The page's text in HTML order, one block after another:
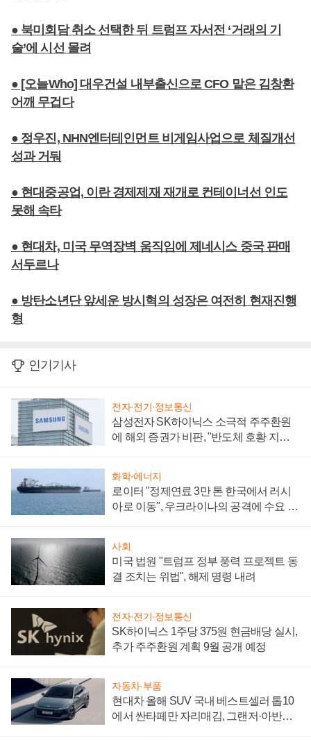
● 북미회담 취소 선택한 뒤 트럼프 자서전 ‘거래의 기
술’에 시선 몰려
● [오늘Who] 대우건설 내부출신으로 CFO 맡은 김창환
어깨 무겁다
● 정우진, NHN엔터테인먼트 비게임사업으로 체질개선
성과 거둬
● 현대중공업, 이란 경제제재 재개로 컨테이너선 인도
못해 속타
● 현대차, 미국 무역장벽 움직임에 제네시스 중국 판매
서두르나
● 방탄소년단 앞세운 방시혁의 성장은 여전히 현재진행
형
인기기사
전자·전기·정보통신
삼성전자 SK하이닉스 소극적 주주환원
에 해외 증권가 비판, "반도체 호황 지속
화학·에너지
로이터 "정제연료 3만 톤 한국에서 러시
아로 이동", 우크라이나의 공격에 수요 늘
사회
미국 법원 "트럼프 정부 풍력 프로젝트 동
결 조치는 위법", 해제 명령 내려
전자·전기·정보통신
SK하이닉스 1주당 375원 현금배당 실시,
추가 주주환원 계획 9월 공개 예정
자동차·부품
현대차 올해 SUV 국내 베스트셀러 톱10
에서 싼타페만 자리매김, 그랜저·아반떼